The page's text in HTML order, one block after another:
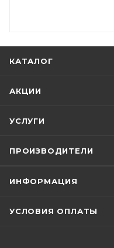
КАТАЛОГ
АКЦИИ
УСЛУГИ
ПРОИЗВОДИТЕЛИ
ИНФОРМАЦИЯ
УСЛОВИЯ ОПЛАТЫ